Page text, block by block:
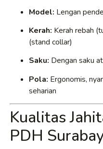
Model: Lengan
Kerah: Kerah rebah
(stand collar)
Saku: Dengan saku
Pola: Ergonomis,
seharian
Kualitas
PDH